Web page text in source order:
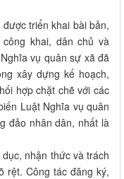
triển khai bài bản,
khai, dân chủ và
vụ quân sự xã đã
xây dựng kế hoạch,
hợp chặt chẽ với các
Luật Nghĩa vụ quân
đảo nhân dân, nhất là
nhận thức và trách
rệt. Công tác đăng ký,